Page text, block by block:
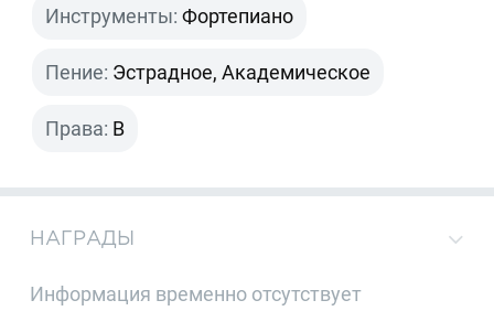
Инструменты: Фортепиано
Пение: Эстрадное, Академическое
Права: B
НАГРАДЫ
Информация временно отсутствует